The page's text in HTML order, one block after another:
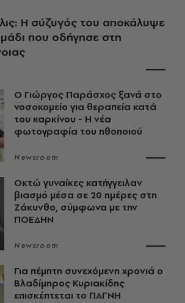
Η σύζυγός του αποκάλυψε
που οδήγησε στη
O Γιώργος Παράσχος ξανά στο
νοσοκομείο για θεραπεία κατά
του καρκίνου - Η νέα
φωτογραφία του ηθοποιού
Newsroom
Οκτώ γυναίκες κατήγγειλαν
βιασμό μέσα σε 20 ημέρες στη
Ζάκυνθο, σύμφωνα με την
ΠΟΕΔΗΝ
Newsroom
Για πέμπτη συνεχόμενη χρονιά ο
Βλαδίμηρος Κυριακίδης
επισκέπτεται το ΠΑΓΝΗ